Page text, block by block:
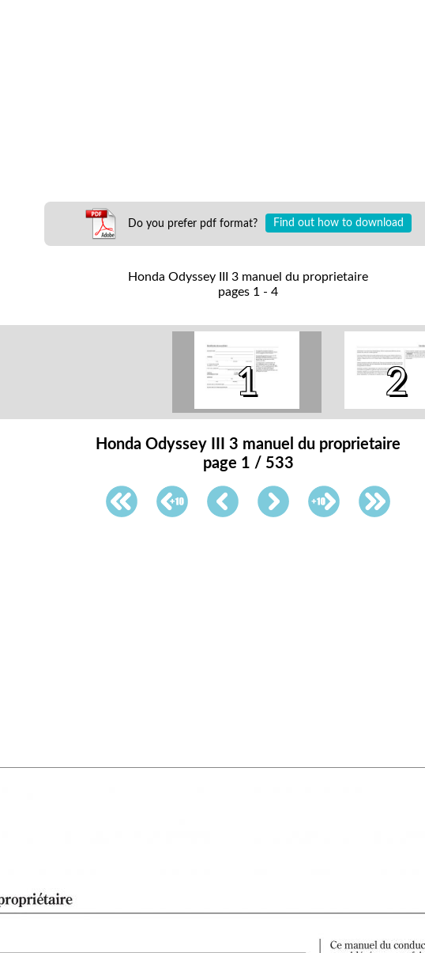
Do you prefer pdf format? Find out how to download
Honda Odyssey III 3 manuel du proprietaire
pages 1 - 4
1 2
Honda Odyssey III 3 manuel du proprietaire
page 1 / 533